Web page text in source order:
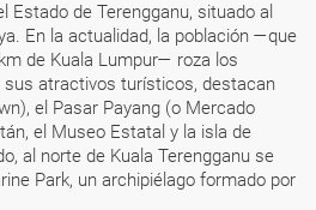
Estado de Terengganu, situado al
En la actualidad, la población —que
de Kuala Lumpur— roza los
sus atractivos turísticos, destacan
el Pasar Payang (o Mercado
el Museo Estatal y la isla de
al norte de Kuala Terengganu se
Park, un archipiélago formado por